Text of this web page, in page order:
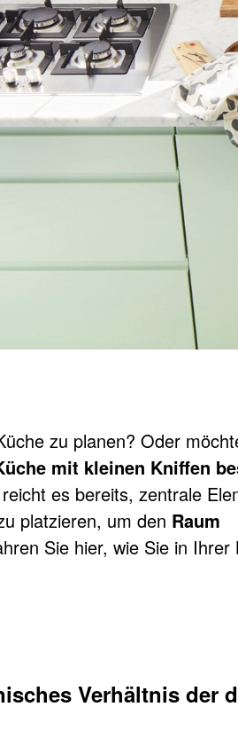
zu planen? Oder
mit kleinen Kniffen
es bereits, zentrale
platzieren, um den Raum
Sie hier, wie Sie in Ihrer
Verhältnis der